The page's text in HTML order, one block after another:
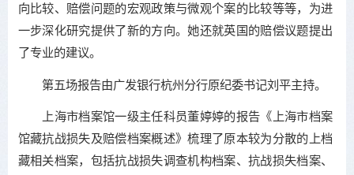
向比较、赔偿问题的宏观政策与微观个案的比较等等，为进
一步深化研究提供了新的方向。她还就英国的赔偿议题提出
了专业的建议。
第五场报告由广发银行杭州分行原纪委书记刘平主持。
上海市档案馆一级主任科员董婷婷的报告《上海市档案
馆藏抗战损失及赔偿档案概述》梳理了原本较为分散的上档
藏相关档案，包括抗战损失调查机构档案、抗战损失档案、